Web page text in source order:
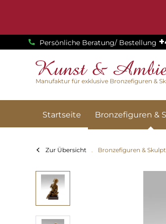
Persönliche Beratung/ Bestellung
Manufaktur für exklusive Bronzefiguren &
Startseite Bronzefiguren &
Zur Übersicht Bronzefiguren &